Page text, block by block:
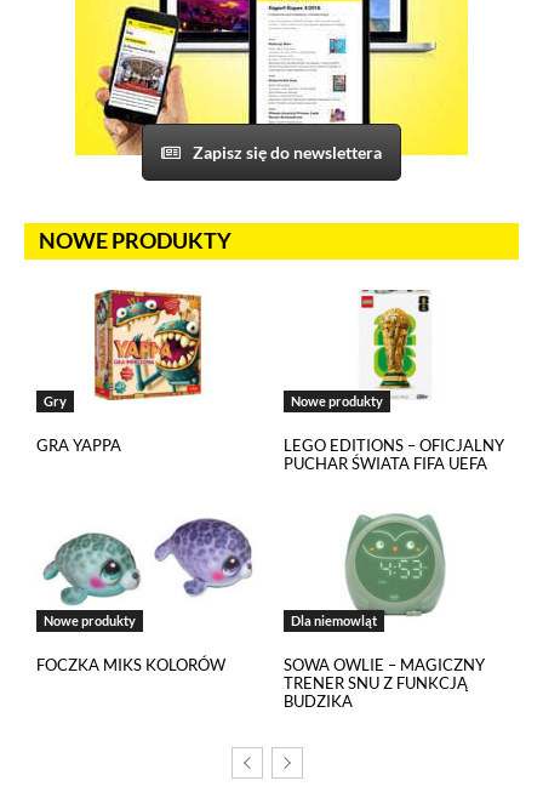
Zapisz się do newslettera
NOWE PRODUKTY
Gry
GRA YAPPA
Nowe produkty
LEGO EDITIONS – OFICJALNY
PUCHAR ŚWIATA FIFA UEFA
Nowe produkty
FOCZKA MIKS KOLORÓW
Dla niemowląt
SOWA OWLIE – MAGICZNY
TRENER SNU Z FUNKCJĄ
BUDZIKA
Pliki cookies własne wykorzystywane są na tej stronie w celu
zapewnienia prawidłowego działania poszczególnych funkcji
strony a pliki cookies podmiotów trzecich w celu korzystania
z narzędzi zewnętrznych na zasadach opisanych szczegółowo
polityce prywatności
Jeżeli chcesz zaakceptować wszystkie stosowane przez tutaj pliki
cookies, kliknij w poniższy przycisk.
Niezbędne pliki cookies
Te pliki cookies pozostają zawsze aktywne i nie masz
możliwości wyboru w tym zakresie. Są to pliki cookies, dzięki
którym w sposób prawidłowy funkcjonują m.in. formularze
na stronie oraz mechanizm logowania do konta użytkownika
i utrzymywania sesji po zalogowaniu. Ponadto, w plikach
cookies własnych zapisywana jest informacja o dokonanych
Narzędzia Google
Korzystamy z Google Analytics, czyli narzędzia
pozwalającego na gromadzenie, przeglądanie i analizę
statystyk związanych z aktywnością użytkowników na naszej
stronie. Kod śledzący Google Analytics gromadzi informacje
na temat Twojej aktywności na naszej stronie, które mogą być
przez Google wykorzystywane przy budowaniu Twojego
mogą być wykorzystywane w ustawieniach kampanii
reklamowych prowadzonych z wykorzystaniem Google Ads.